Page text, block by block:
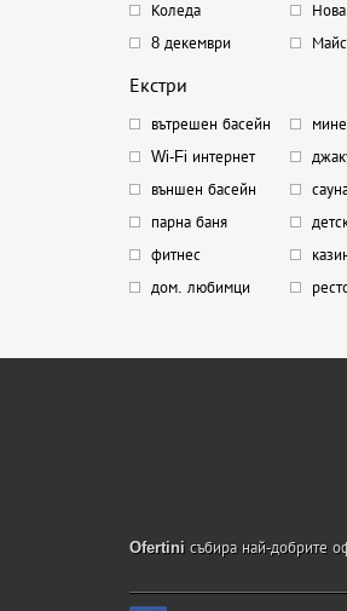
Коледа
8 декември
Екстри
вътрешен басейн
Wi-Fi интернет
външен басейн
парна баня
фитнес
дом. любимци
Ofertini събира най-добрите